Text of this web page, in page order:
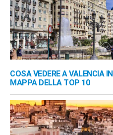
COSA VEDERE A VALENCIA
MAPPA DELLA TOP 10